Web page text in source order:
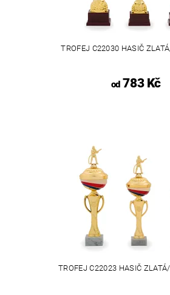
TROFEJ C22030 HASIČ
od783 Kč
TROFEJ C22023 HASIČ